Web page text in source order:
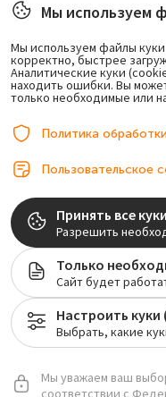
Правовая информация
Возможно лечение в
© 2017-2026, ООО «Центр
копирование материалов или
дизайна и оформления
только со ссылкой на
Лицензия на осуществление
Мы собираем обезличенные
функционирования сайт.
данных
Соглашение на
Настройки cookie
Мы используем
Мы используем файлы
корректно, быстрее
Аналитические куки
находить ошибки. Вы
только необходимые или
Политика
Пользовательское
Принять все
Разрешить
Только
Сайт будет
Настроить куки
Выбрать, какие
Мы уважаем ваш
соответствии с